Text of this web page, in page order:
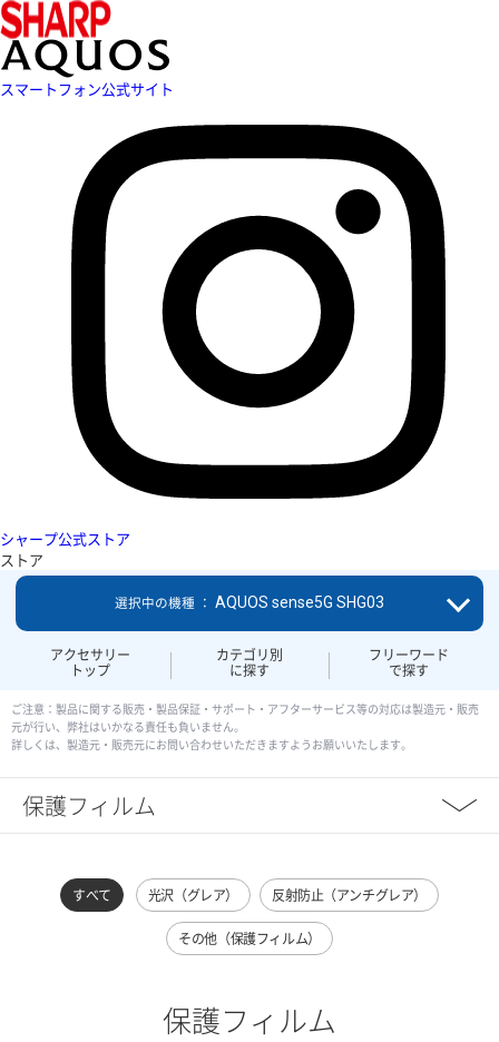
スマートフォン公式サイト
シャープ公式ストア
ストア
アクセサリー
トップ
カテゴリ別
に探す
フリーワード
で探す
選択中の機種 ： AQUOS sense5G SHG03
ご注意：製品に関する販売・製品保証・サポート・アフターサービス等の対応は製造元・販売
元が行い、弊社はいかなる責任も負いません。
詳しくは、製造元・販売元にお問い合わせいただきますようお願いいたします。
保護フィルム
すべて 光沢（グレア） 反射防止（アンチグレア）
その他（保護フィルム）
保護フィルム